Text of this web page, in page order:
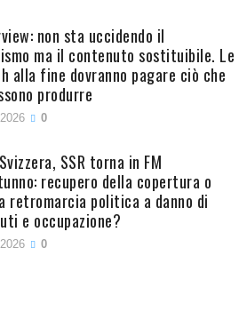
non sta uccidendo il
ma il contenuto sostituibile. Le
alla fine dovranno pagare ciò che
produrre
0
SSR torna in FM
recupero della copertura o
retromarcia politica a danno di
e occupazione?
0